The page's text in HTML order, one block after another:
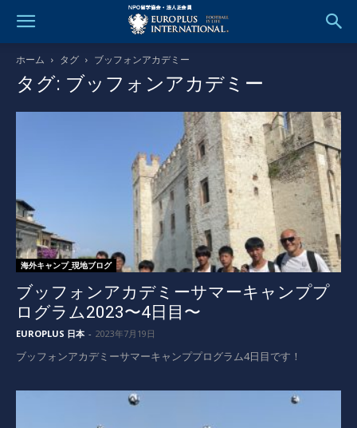
ホーム タグ ブッフォンアカデミー
タグ: ブッフォンアカデミー
海外キャンプ_現地ブログ
ブッフォンアカデミーサマーキャンププ
ログラム2023〜4日目〜
EUROPLUS 日本 - 2023年7月19日
ブッフォンアカデミーサマーキャンププログラム4日目です！